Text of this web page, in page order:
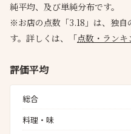
純平均、及び単純分布です。
※お店の点数「3.18」は、独自
す。詳しくは、「点数・ラン
評価平均
総合
料理・味